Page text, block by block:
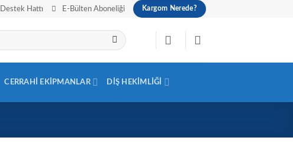
Hattı E-Bülten Aboneliği Kargom Nerede?
CERRAHI EKIPMANLAR DIŞ HEKIMLIĞI